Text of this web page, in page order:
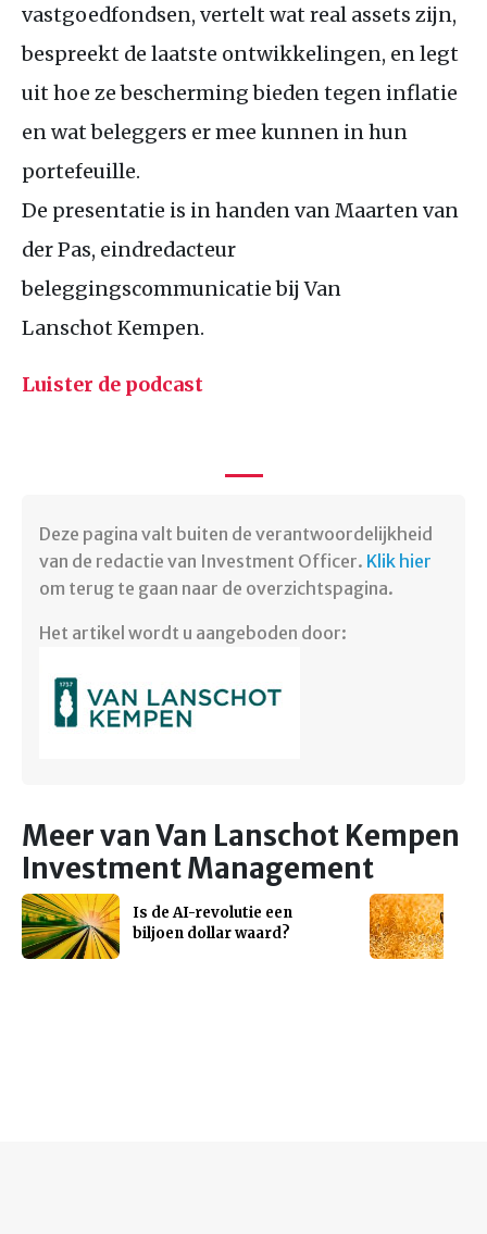
vastgoedfondsen, vertelt wat real assets zijn,
bespreekt de laatste ontwikkelingen, en legt
uit hoe ze bescherming bieden tegen inflatie
en wat beleggers er mee kunnen in hun
portefeuille.
De presentatie is in handen van Maarten van
der Pas, eindredacteur
beleggingscommunicatie bij Van
Lanschot Kempen.
Luister de podcast
Deze pagina valt buiten de verantwoordelijkheid
van de redactie van Investment Officer. Klik hier
om terug te gaan naar de overzichtspagina.
Het artikel wordt u aangeboden door:
Meer van Van Lanschot Kempen
Investment Management
Is de AI-revolutie een
biljoen dollar waard?